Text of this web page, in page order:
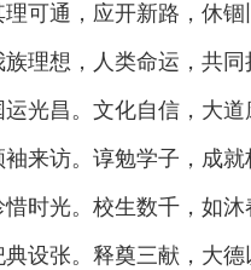
可通，应开新路，休锢
理想，人类命运，共同
光昌。文化自信，大道
来访。谆勉学子，成就
时光。校生数千，如沐
设张。释奠三献，大德